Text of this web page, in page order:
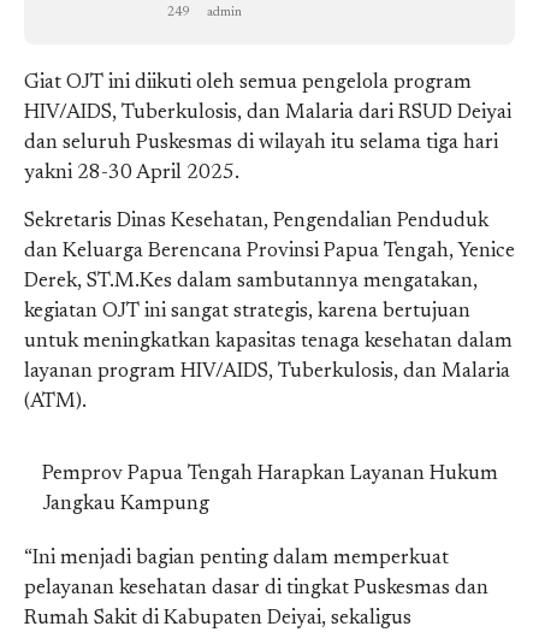
249 admin
Giat OJT ini diikuti oleh semua pengelola program
HIV/AIDS, Tuberkulosis, dan Malaria dari RSUD Deiyai
dan seluruh Puskesmas di wilayah itu selama tiga hari
yakni 28-30 April 2025.
Sekretaris Dinas Kesehatan, Pengendalian Penduduk
dan Keluarga Berencana Provinsi Papua Tengah, Yenice
Derek, ST.M.Kes dalam sambutannya mengatakan,
kegiatan OJT ini sangat strategis, karena bertujuan
untuk meningkatkan kapasitas tenaga kesehatan dalam
layanan program HIV/AIDS, Tuberkulosis, dan Malaria
(ATM).
Pemprov Papua Tengah Harapkan Layanan Hukum
Jangkau Kampung
“Ini menjadi bagian penting dalam memperkuat
pelayanan kesehatan dasar di tingkat Puskesmas dan
Rumah Sakit di Kabupaten Deiyai, sekaligus